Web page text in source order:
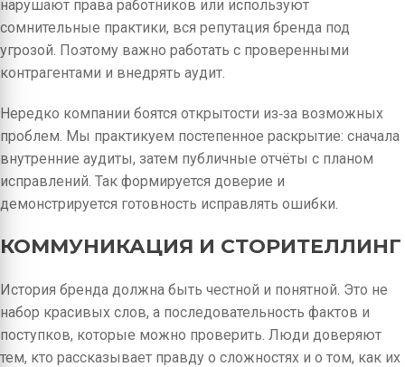
нарушают права работников или используют
сомнительные практики, вся репутация бренда под
угрозой. Поэтому важно работать с проверенными
контрагентами и внедрять аудит.
Нередко компании боятся открытости из‑за возможных
проблем. Мы практикуем постепенное раскрытие: сначала
внутренние аудиты, затем публичные отчёты с планом
исправлений. Так формируется доверие и
демонстрируется готовность исправлять ошибки.
КОММУНИКАЦИЯ И СТОРИТЕЛЛИНГ
История бренда должна быть честной и понятной. Это не
набор красивых слов, а последовательность фактов и
поступков, которые можно проверить. Люди доверяют
тем, кто рассказывает правду о сложностях и о том, как их